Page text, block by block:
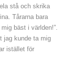
stå och skrika
Tårarna bara
bäst i världen!”.
jag kunde ta mig
istället för